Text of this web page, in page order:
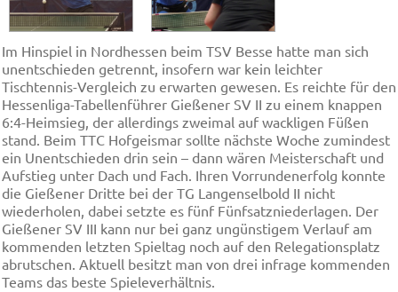
Im Hinspiel in Nordhessen beim TSV Besse hatte man sich
unentschieden getrennt, insofern war kein leichter
Tischtennis-Vergleich zu erwarten gewesen. Es reichte für den
Hessenliga-Tabellenführer Gießener SV II zu einem knappen
6:4-Heimsieg, der allerdings zweimal auf wackligen Füßen
stand. Beim TTC Hofgeismar sollte nächste Woche zumindest
ein Unentschieden drin sein – dann wären Meisterschaft und
Aufstieg unter Dach und Fach. Ihren Vorrundenerfolg konnte
die Gießener Dritte bei der TG Langenselbold II nicht
wiederholen, dabei setzte es fünf Fünfsatzniederlagen. Der
Gießener SV III kann nur bei ganz ungünstigem Verlauf am
kommenden letzten Spieltag noch auf den Relegationsplatz
abrutschen. Aktuell besitzt man von drei infrage kommenden
Teams das beste Spieleverhältnis.